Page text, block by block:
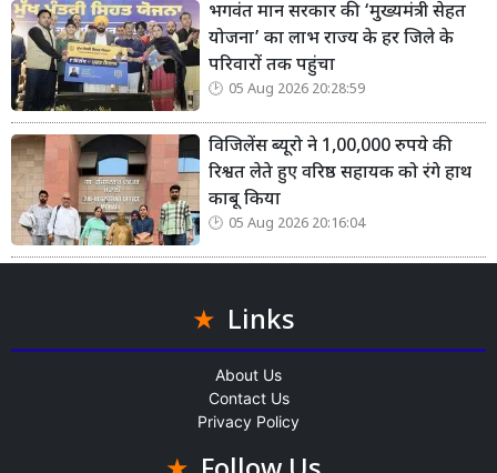
भगवंत मान सरकार की ‘मुख्यमंत्री सेहत
योजना’ का लाभ राज्य के हर जिले के
परिवारों तक पहुंचा
05 Aug 2026 20:28:59
विजिलेंस ब्यूरो ने 1,00,000 रुपये की
रिश्वत लेते हुए वरिष्ठ सहायक को रंगे हाथ
काबू किया
05 Aug 2026 20:16:04
Links
About Us
Contact Us
Privacy Policy